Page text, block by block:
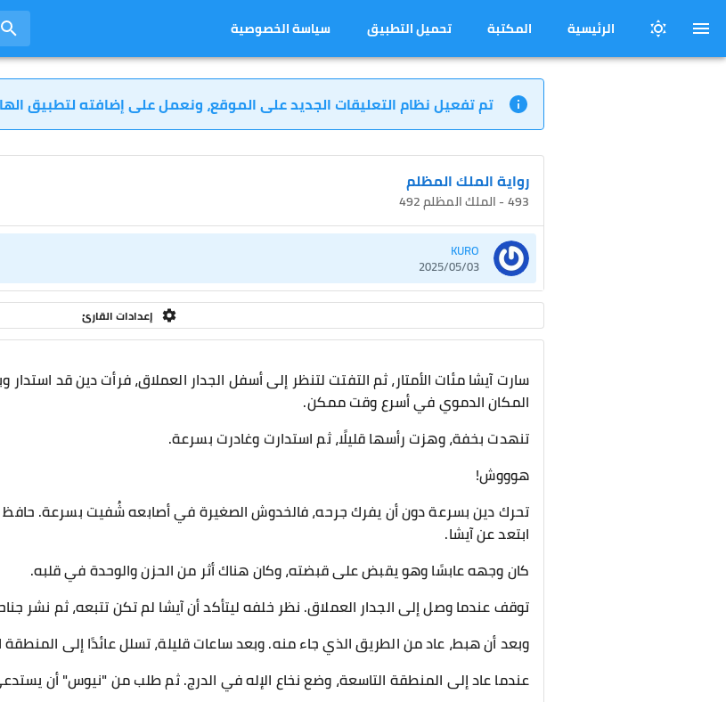
الرئيسية المكتبة تحميل التطبيق سياسة الخصوصية
تم تفعيل نظام التعليقات الجديد على الموقع، ونعمل على إضافته لتطبيق
رواية الملك المظلم
493 - الملك المظلم 492
KURO
2025/05/03
إعدادات القارئ
سارت آيشا مئات الأمتار، ثم التفتت لتنظر إلى أسفل الجدار العملاق، فرأت دين قد استدار
المكان الدموي في أسرع وقت ممكن.
تنهدت بخفة، وهزت رأسها قليلًا، ثم استدارت وغادرت بسرعة.
هوووش!
تحرك دين بسرعة دون أن يفرك جرحه، فالخدوش الصغيرة في أصابعه شُفيت بسرعة.
ابتعد عن آيشا.
كان وجهه عابسًا وهو يقبض على قبضته، وكان هناك أثر من الحزن والوحدة في قلبه.
توقف عندما وصل إلى الجدار العملاق. نظر خلفه ليتأكد أن آيشا لم تكن تتبعه، ثم نشر
وبعد أن هبط، عاد من الطريق الذي جاء منه. وبعد ساعات قليلة، تسلل عائدًا إلى المنطقة
عندما عاد إلى المنطقة التاسعة، وضع نخاع الإله في الدرج. ثم طلب من "نيوس" أن